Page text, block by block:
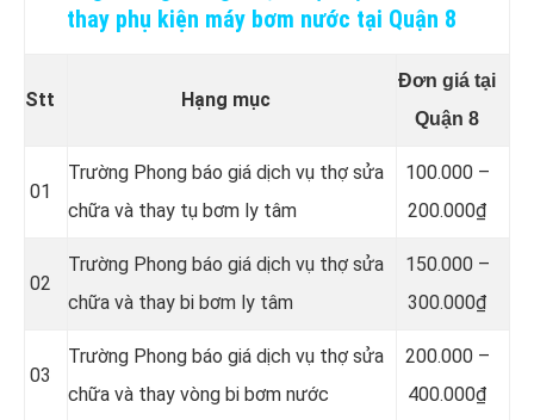
thay phụ kiện máy bơm nước tại Quận 8
Stt Hạng mục
Đơn giá tại
Quận 8
01
Trường Phong báo giá dịch vụ thợ sửa
chữa và thay tụ bơm ly tâm
100.000 –
200.000₫
02
Trường Phong báo giá dịch vụ thợ sửa
chữa và thay bi bơm ly tâm
150.000 –
300.000₫
03
Trường Phong báo giá dịch vụ thợ sửa
chữa và thay vòng bi bơm nước
200.000 –
400.000₫